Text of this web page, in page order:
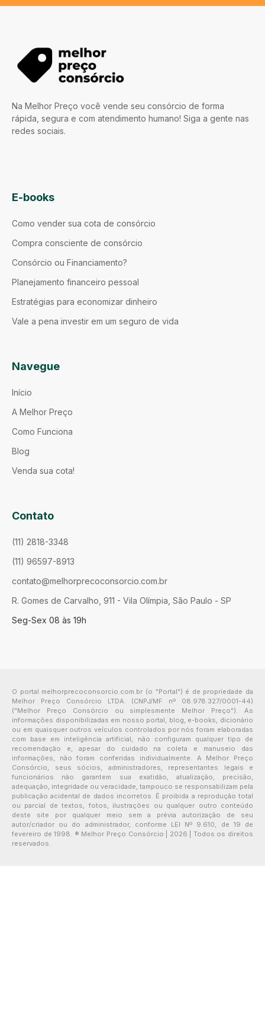
Na Melhor Preço você vende seu consórcio de forma
rápida, segura e com atendimento humano! Siga a gente nas
redes sociais.
E-books
Como vender sua cota de consórcio
Compra consciente de consórcio
Consórcio ou Financiamento?
Planejamento financeiro pessoal
Estratégias para economizar dinheiro
Vale a pena investir em um seguro de vida
Navegue
Início
A Melhor Preço
Como Funciona
Blog
Venda sua cota!
Contato
(11) 2818-3348
(11) 96597-8913
contato@melhorprecoconsorcio.com.br
R. Gomes de Carvalho, 911 - Vila Olímpia, São Paulo - SP
Seg-Sex 08 às 19h
O portal melhorprecoconsorcio.com.br (o "Portal") é de propriedade da
Melhor Preço Consórcio LTDA. (CNPJ/MF nº 08.978.327/0001-44)
("Melhor Preço Consórcio ou simplesmente Melhor Preço"). As
informações disponibilizadas em nosso portal, blog, e-books, dicionário
ou em quaisquer outros veículos controlados por nós foram elaboradas
com base em inteligência artificial, não configuram qualquer tipo de
recomendação e, apesar do cuidado na coleta e manuseio das
informações, não foram conferidas individualmente. A Melhor Preço
Consórcio, seus sócios, administradores, representantes legais e
funcionários não garantem sua exatidão, atualização, precisão,
adequação, integridade ou veracidade, tampouco se responsabilizam pela
publicação acidental de dados incorretos. É proibida a reprodução total
ou parcial de textos, fotos, ilustrações ou qualquer outro conteúdo
deste site por qualquer meio sem a prévia autorização de seu
autor/criador ou do administrador, conforme LEI Nº 9.610, de 19 de
fevereiro de 1998. ® Melhor Preço Consórcio | 2026 | Todos os direitos
reservados.